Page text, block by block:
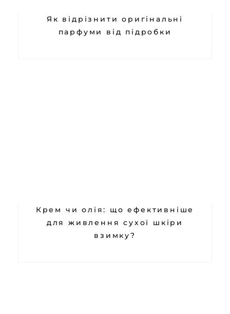
Як відрізнити оригінальні
парфуми від підробки
Крем чи олія: що ефективніше
для живлення сухої шкіри
взимку?